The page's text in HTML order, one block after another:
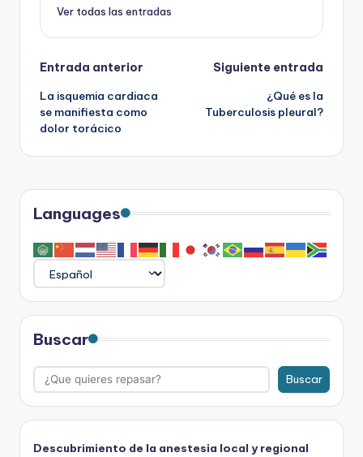
Ver todas las entradas
Navegación
de
entradas
Entrada anterior
La isquemia cardiaca
se manifiesta como
dolor torácico
Siguiente entrada
¿Qué es la
Tuberculosis pleural?
Languages
Buscar
Buscar
Descubrimiento de la anestesia local y regional